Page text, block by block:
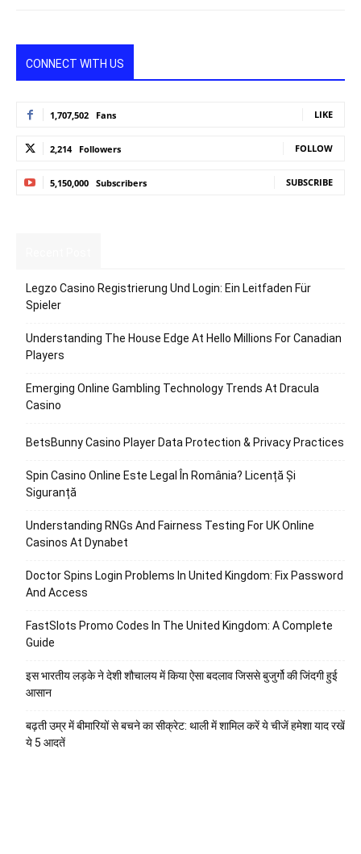
CONNECT WITH US
1,707,502 Fans LIKE
2,214 Followers FOLLOW
5,150,000 Subscribers SUBSCRIBE
Legzo Casino Registrierung Und Login: Ein Leitfaden Für
Spieler
Understanding The House Edge At Hello Millions For Canadian
Players
Emerging Online Gambling Technology Trends At Dracula
Casino
BetsBunny Casino Player Data Protection & Privacy Practices
Spin Casino Online Este Legal În România? Licență Și
Siguranță
Understanding RNGs And Fairness Testing For UK Online
Casinos At Dynabet
Doctor Spins Login Problems In United Kingdom: Fix Password
And Access
FastSlots Promo Codes In The United Kingdom: A Complete
Guide
इस भारतीय लड़के ने देशी शौचालय में किया ऐसा बदलाव जिससे बुजुर्गो की जिंदगी हुई
आसान
बढ़ती उम्र में बीमारियों से बचने का सीक्रेट: थाली में शामिल करें ये चीजें हमेशा याद रखें
ये 5 आदतें